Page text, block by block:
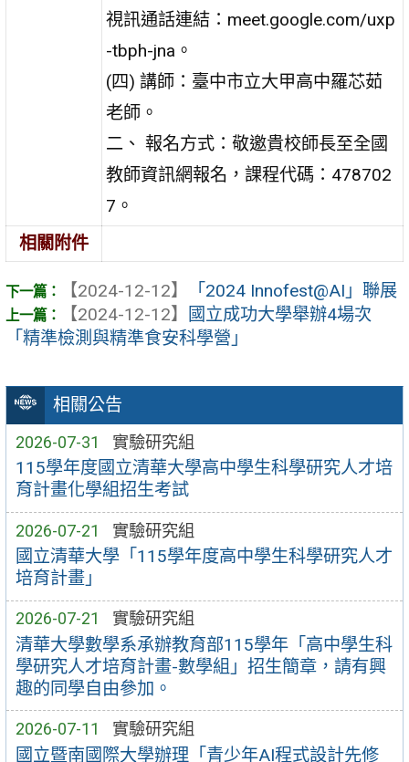
相關公告
2026-07-31 實驗研究組
115學年度國立清華大學高中學生科學研究人才培
育計畫化學組招生考試
2026-07-21 實驗研究組
國立清華大學「115學年度高中學生科學研究人才
培育計畫」
2026-07-21 實驗研究組
清華大學數學系承辦教育部115學年「高中學生科
學研究人才培育計畫-數學組」招生簡章，請有興
趣的同學自由參加。
2026-07-11 實驗研究組
國立暨南國際大學辦理「青少年AI程式設計先修
視訊通話連結：meet.google.com/uxp
-tbph-jna。
(四) 講師：臺中市立大甲高中羅芯茹
老師。
二、 報名方式：敬邀貴校師長至全國
教師資訊網報名，課程代碼：478702
7。
相關附件
【2024-12-12】
「2024 Innofest@AI」聯展
【2024-12-12】
國立成功大學舉辦4場次
「精準檢測與精準食安科學營」